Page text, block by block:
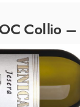
Collio –